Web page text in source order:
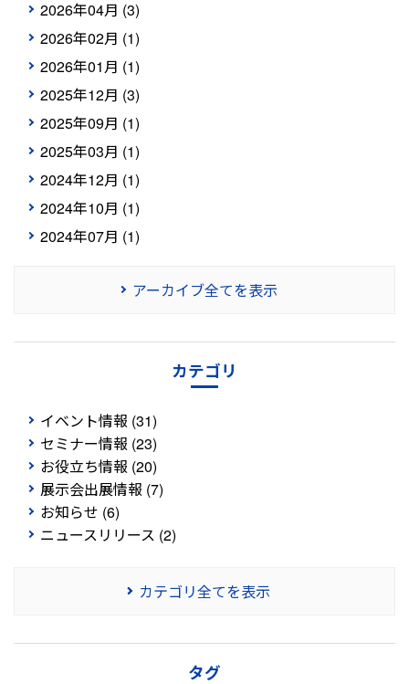
2026年04月 (3)
2026年02月 (1)
2026年01月 (1)
2025年12月 (3)
2025年09月 (1)
2025年03月 (1)
2024年12月 (1)
2024年10月 (1)
2024年07月 (1)
アーカイブ全てを表示
カテゴリ
イベント情報 (31)
セミナー情報 (23)
お役立ち情報 (20)
展示会出展情報 (7)
お知らせ (6)
ニュースリリース (2)
カテゴリ全てを表示
タグ